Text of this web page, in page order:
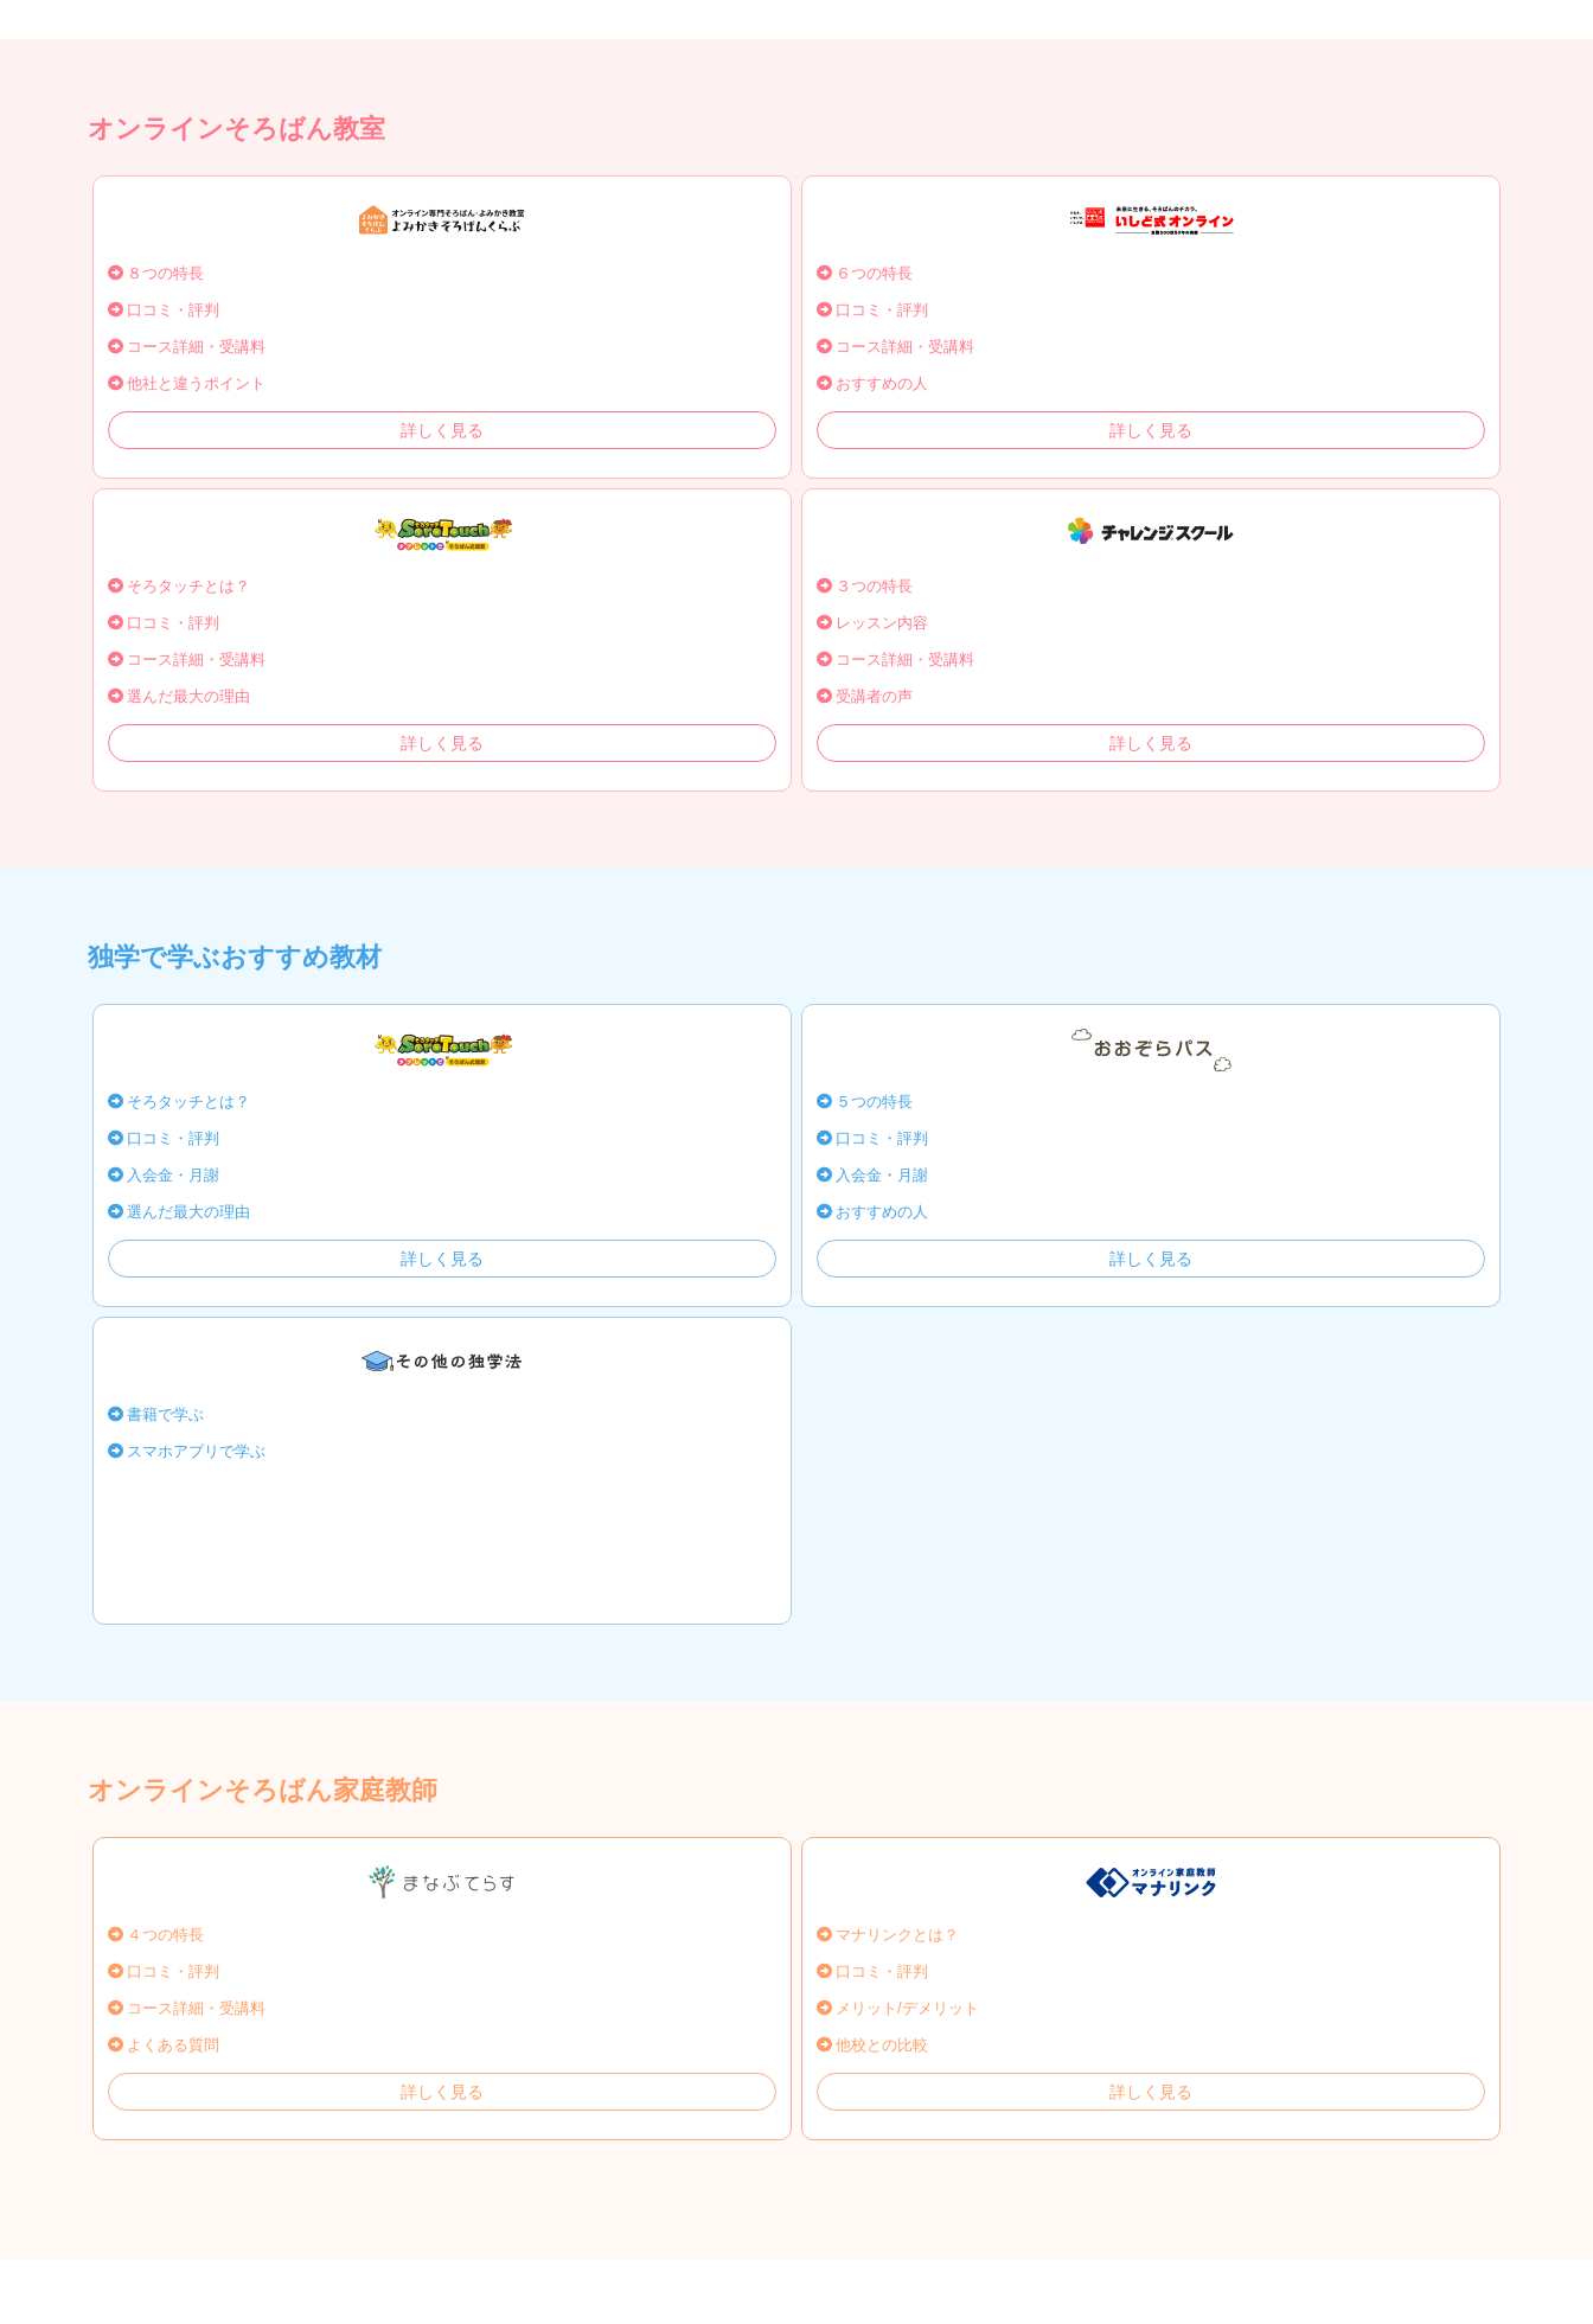
オンラインそろばん教室
８つの特長
口コミ・評判
コース詳細・受講料
他社と違うポイント
詳しく見る
６つの特長
口コミ・評判
コース詳細・受講料
おすすめの人
詳しく見る
そろタッチとは？
口コミ・評判
コース詳細・受講料
選んだ最大の理由
詳しく見る
３つの特長
レッスン内容
コース詳細・受講料
受講者の声
詳しく見る
独学で学ぶおすすめ教材
そろタッチとは？
口コミ・評判
入会金・月謝
選んだ最大の理由
詳しく見る
５つの特長
口コミ・評判
入会金・月謝
おすすめの人
詳しく見る
書籍で学ぶ
スマホアプリで学ぶ
オンラインそろばん家庭教師
４つの特長
口コミ・評判
コース詳細・受講料
よくある質問
詳しく見る
マナリンクとは？
口コミ・評判
メリット/デメリット
他校との比較
詳しく見る